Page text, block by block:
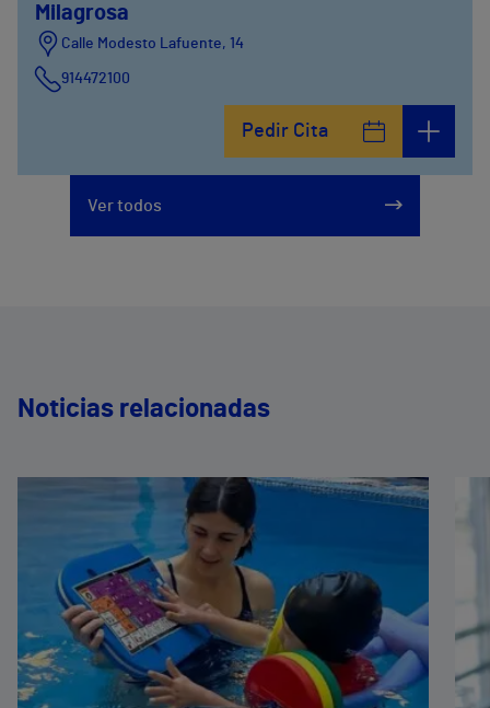
Milagrosa
Calle Modesto Lafuente, 14
914472100
Pedir Cita
Ver todos
Noticias relacionadas